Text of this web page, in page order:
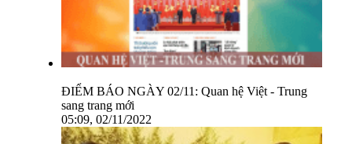
ĐIỂM BÁO NGÀY 02/11: Quan hệ Việt - Trung
sang trang mới
05:09, 02/11/2022